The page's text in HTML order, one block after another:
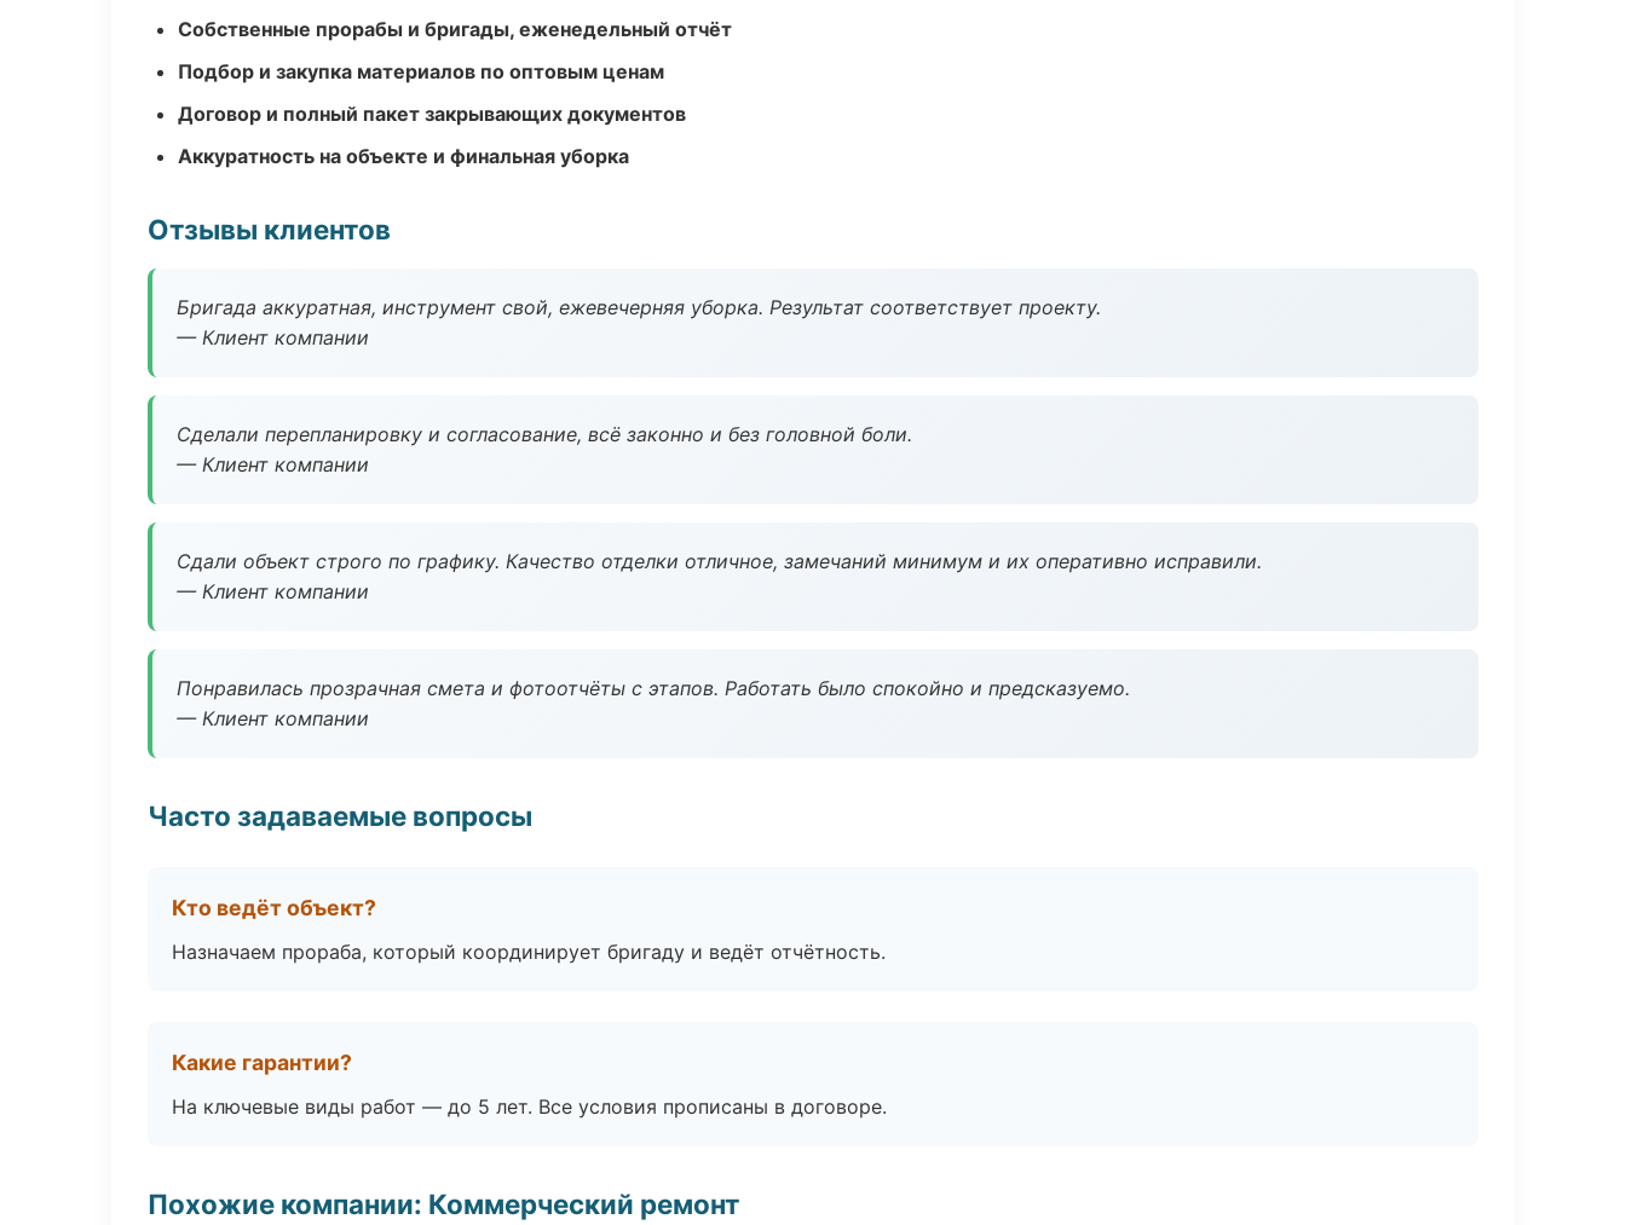
Собственные прорабы и бригады, еженедельный отчёт
Подбор и закупка материалов по оптовым ценам
Договор и полный пакет закрывающих документов
Аккуратность на объекте и финальная уборка
Отзывы клиентов
Бригада аккуратная, инструмент свой, ежевечерняя уборка. Результат соответствует проекту.
— Клиент компании
Сделали перепланировку и согласование, всё законно и без головной боли.
— Клиент компании
Сдали объект строго по графику. Качество отделки отличное, замечаний минимум и их оперативно исправили.
— Клиент компании
Понравилась прозрачная смета и фотоотчёты с этапов. Работать было спокойно и предсказуемо.
— Клиент компании
Часто задаваемые вопросы
Кто ведёт объект?
Назначаем прораба, который координирует бригаду и ведёт отчётность.
Какие гарантии?
На ключевые виды работ — до 5 лет. Все условия прописаны в договоре.
Похожие компании: Коммерческий ремонт